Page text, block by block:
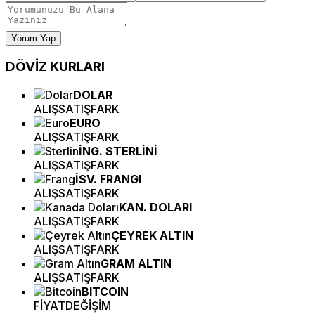
Yorum Yap
DÖVİZ KURLARI
DOLAR
ALIŞSATIŞFARK
EURO
ALIŞSATIŞFARK
İNG. STERLİNİ
ALIŞSATIŞFARK
İSV. FRANGI
ALIŞSATIŞFARK
KAN. DOLARI
ALIŞSATIŞFARK
ÇEYREK ALTIN
ALIŞSATIŞFARK
GRAM ALTIN
ALIŞSATIŞFARK
BITCOIN
FİYATDEĞİŞİM